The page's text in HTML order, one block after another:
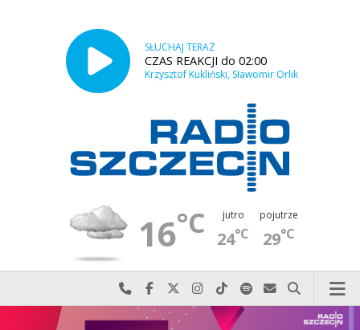
SŁUCHAJ TERAZ
CZAS REAKCJI do 02:00
Krzysztof Kukliński, Sławomir Orlik
16°C jutro
24°C
pojutrze
29°C
Najlepiej po prostu do nas zadzwoń
Odwiedź nas na Facebook-u
Odwiedź nas na X
Odwiedź nas na Instagram-ie
Odwiedź nas na TikTok-u
Szukaj nas na Spotify
Wyślij do nas
Szukaj